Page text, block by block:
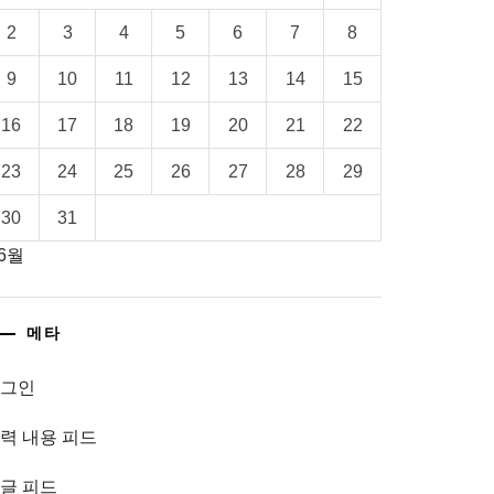
2 3 4 5 6 7 8
9 10 11 12 13 14 15
16 17 18 19 20 21 22
23 24 25 26 27 28 29
30
31
월
메타
인
내용 피드
피드